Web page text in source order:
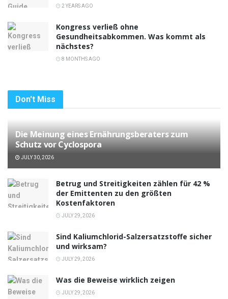
2 YEARS AGO
Kongress verließ ohne
Gesundheitsabkommen. Was kommt als
nächstes?
8 MONTHS AGO
Don't Miss
Die Meinung eines Ernährungsberaters zum
Schutz vor Cyclospora
JULY 30, 2026
Betrug und Streitigkeiten zählen für 42 %
der Emittenten zu den größten
Kostenfaktoren
JULY 29, 2026
Sind Kaliumchlorid-Salzersatzstoffe sicher
und wirksam?
JULY 29, 2026
Was die Beweise wirklich zeigen
JULY 29, 2026